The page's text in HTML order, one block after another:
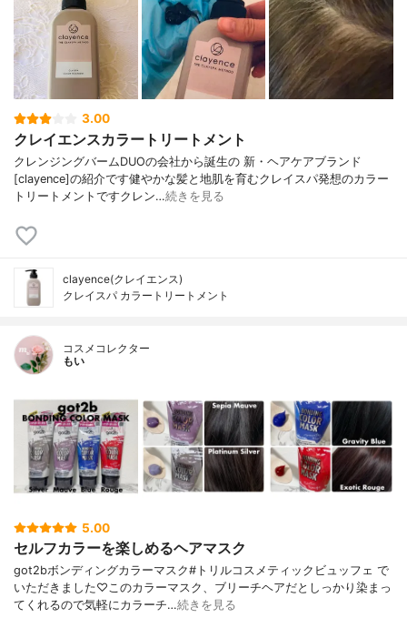
3.00
クレイエンスカラートリートメント
クレンジングバームDUOの会社から誕生の 新・ヘアケアブランド
[clayence]の紹介です健やかな髪と地肌を育むクレイスパ発想のカラー
トリートメントですクレン…続きを見る
clayence(クレイエンス)
クレイスパ カラートリートメント
コスメコレクター
もい
5.00
セルフカラーを楽しめるヘアマスク
got2bボンディングカラーマスク#トリルコスメティックビュッフェ で
いただきました♡このカラーマスク、ブリーチヘアだとしっかり染まっ
てくれるので気軽にカラーチ…続きを見る